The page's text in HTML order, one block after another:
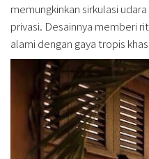
memungkinkan sirkulasi
privasi. Desainnya memberi
alami dengan gaya tropis